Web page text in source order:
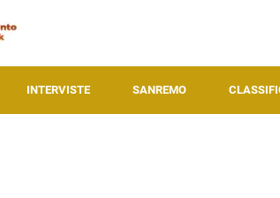
INTERVISTE SANREMO